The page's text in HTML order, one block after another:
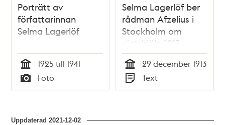
Porträtt av
författarinnan
Selma Lagerlöf
Tid
1925 till 1941
Typ
Foto
Selma Lagerlöf ber
rådman Afzelius i
Stockholm om
rättshjälp 1913
Tid
29 december 1913
Typ
Text
Uppdaterad2021-12-02